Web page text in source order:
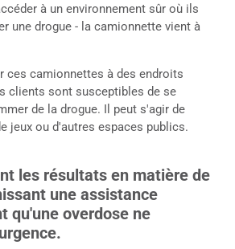
à un environnement sûr où ils
une drogue - la camionnette vient à
ces camionnettes à des endroits
clients sont susceptibles de se
de la drogue. Il peut s'agir de
jeux ou d'autres espaces publics.
les résultats en matière de
une assistance
qu'une overdose ne